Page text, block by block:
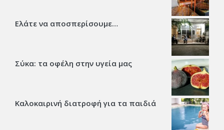
Ελάτε να αποσπερίσουμε…
Σύκα: τα οφέλη στην υγεία μας
Καλοκαιρινή διατροφή για τα παιδιά